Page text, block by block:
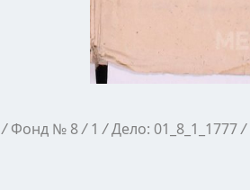
/ Фонд № 8/ 1 /Дело: 01_8_1_1777/